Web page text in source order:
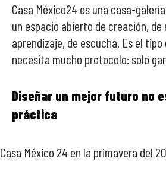
Casa México24 es una casa-
un espacio abierto de creación, de
aprendizaje, de escucha. Es el tipo
necesita mucho protocolo: solo
Diseñar un mejor futuro no
práctica
Casa México 24 en la primavera del